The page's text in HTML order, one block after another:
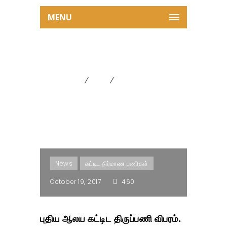
MENU
News கட்டிட நிர்மாண பணிகள்
October 19, 2017 460
புதிய ஆலய கட்டிட திருப்பணி விபரம்.